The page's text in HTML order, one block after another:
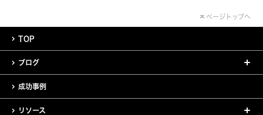
ページトップへ
TOP
ブログ
成功事例
リソース